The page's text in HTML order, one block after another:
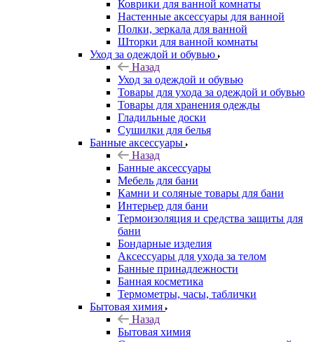
Коврики для ванной комнаты
Настенные аксессуары для ванной
Полки, зеркала для ванной
Шторки для ванной комнаты
Уход за одеждой и обувью
Назад
Уход за одеждой и обувью
Товары для ухода за одеждой и обувью
Товары для хранения одежды
Гладильные доски
Сушилки для белья
Банные аксессуары
Назад
Банные аксессуары
Мебель для бани
Камни и соляные товары для бани
Интерьер для бани
Термоизоляция и средства защиты для
бани
Бондарные изделия
Аксеcсуары для ухода за телом
Банные принадлежности
Банная косметика
Термометры, часы, таблички
Бытовая химия
Назад
Бытовая химия